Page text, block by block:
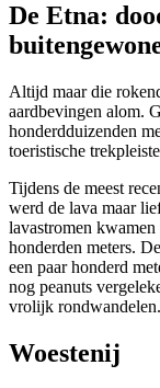
De Etna:
Altijd maar die
aardbevingen alom.
honderdduizenden
toeristische
Tijdens de meest
werd de lava maar
lavastromen
honderden meters.
een paar honderd
nog peanuts
vrolijk rondwandelen.
Woestenij